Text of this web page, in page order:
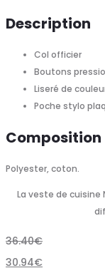
Description
Col officier
Boutons
Liseré de
Poche stylo
Composition
Polyester, coton.
La veste de cuisine
36.40€
30.94€